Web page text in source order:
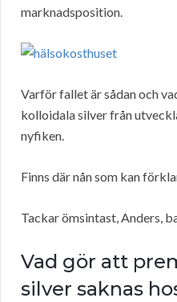
marknadsposition.
Varför fallet är sådan och
kolloidala silver från
nyfiken.
Finns där nån som kan
Tackar ömsintast, Anders,
Vad gör att
silver saknas